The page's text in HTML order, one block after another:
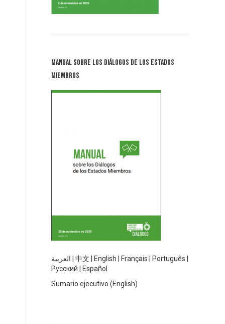
Manual sobre los Diálogos de los Estados
Miembros
العربية 中文 English Français Português
Русский
Español
Sumario ejecutivo (English)